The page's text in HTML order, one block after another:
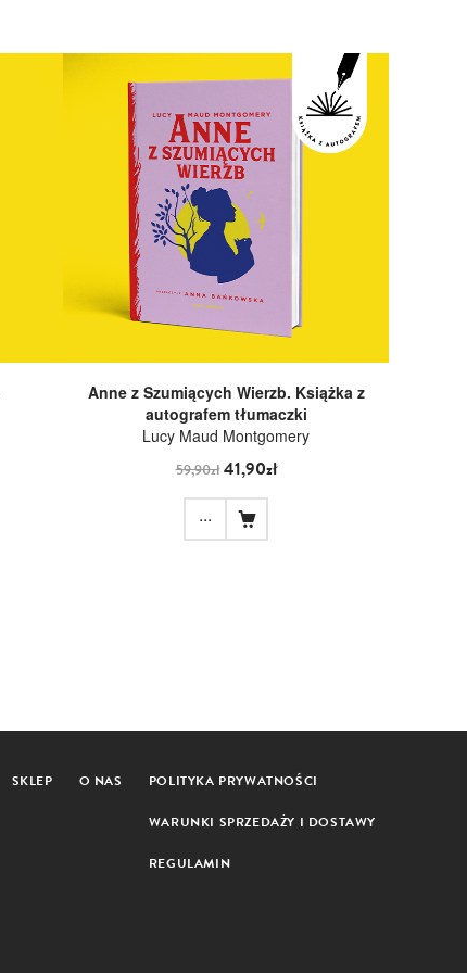
Anne z Szumiących Wierzb. Książka z
autografem tłumaczki
Lucy Maud Montgomery
59,90zł41,90zł
...
SKLEP O NAS POLITYKA PRYWATNOŚCI
WARUNKI SPRZEDAŻY I DOSTAWY
REGULAMIN